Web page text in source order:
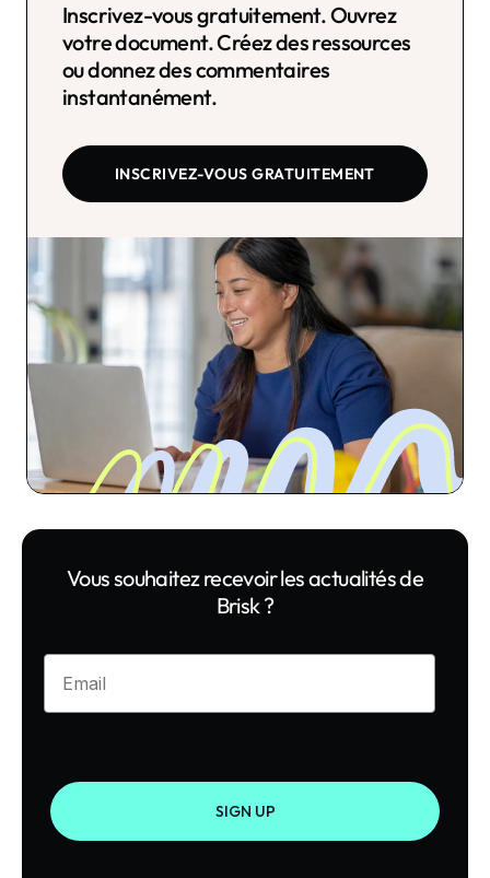
Inscrivez-vous gratuitement. Ouvrez
votre document. Créez des ressources
ou donnez des commentaires
instantanément.
INSCRIVEZ-VOUS GRATUITEMENT
Vous souhaitez recevoir les actualités de
Brisk ?
Enter your email
SIGN UP